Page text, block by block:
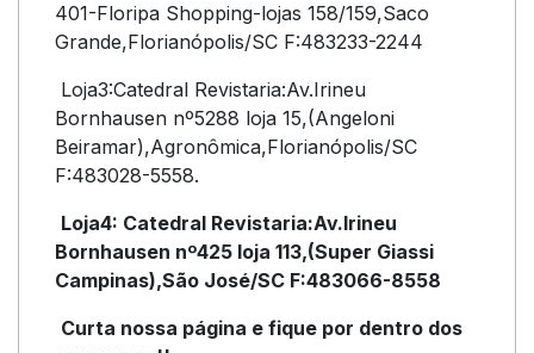
401-Floripa Shopping-lojas 158/159,Saco
Grande,Florianópolis/SC F:483233-2244
Loja3:Catedral Revistaria:Av.Irineu
Bornhausen nº5288 loja 15,(Angeloni
Beiramar),Agronômica,Florianópolis/SC
F:483028-5558.
Loja4: Catedral Revistaria:Av.Irineu
Bornhausen nº425 loja 113,(Super Giassi
Campinas),São José/SC F:483066-8558
Curta nossa página e fique por dentro dos